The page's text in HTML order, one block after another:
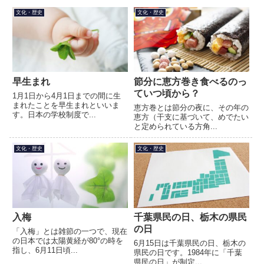
文化・歴史
早生まれ
1月1日から4月1日までの間に生
まれたことを早生まれといいま
す。日本の学校制度で...
文化・歴史
節分に恵方巻き食べるのっ
ていつ頃から？
恵方巻とは節分の夜に、その年の
恵方（干支に基づいて、めでたい
と定められている方角...
文化・歴史
入梅
「入梅」とは雑節の一つで、現在
の日本では太陽黄経が80°の時を
指し、6月11日頃...
文化・歴史
千葉県民の日、栃木の県民
の日
6月15日は千葉県民の日、栃木の
県民の日です。1984年に「千葉
県民の日」が制定...